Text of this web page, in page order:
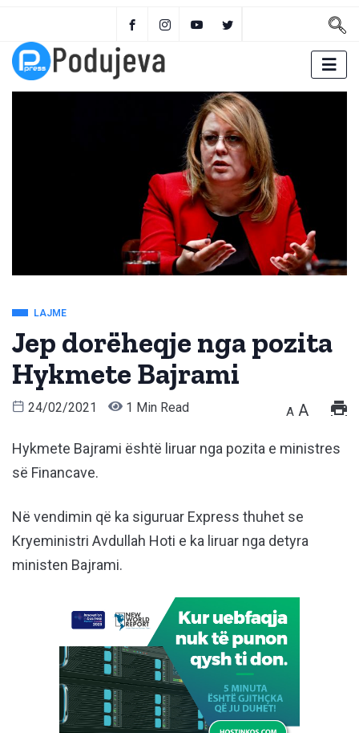
LAJME
Jep dorëheqje nga pozita
Hykmete Bajrami
24/02/2021 1 Min Read A A
Hykmete Bajrami është liruar nga pozita e ministres
së Financave.
Në vendimin që ka siguruar Express thuhet se
Kryeministri Avdullah Hoti e ka liruar nga detyra
ministen Bajrami.